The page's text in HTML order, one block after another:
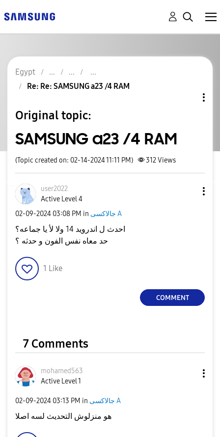
Egypt
Re: Re: SAMSUNG a23 /4 RAM
Original topic:
SAMSUNG a23 /4 RAM
(Topic created on: 02-14-2024 11:11 PM) 312Views
user2022
Active Level 4
‎02-09-2024 03:08 PM in جالاكسى A
احدث ل اندرويد 14 ولا لأ يا جماعه؟
حد معاه نفس الفون و حدثه ؟
1 Like
COMMENT
7 Comments
mohamed563
Active Level 1
‎02-09-2024 03:13 PM in جالاكسى A
هو منزلوش التحديث لسه اصلا